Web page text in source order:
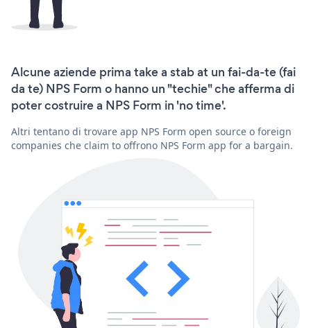
Alcune aziende prima take a stab at un fai-da-te (fai
da te) NPS Form o hanno un "techie" che afferma di
poter costruire a NPS Form in 'no time'.
Altri tentano di trovare app NPS Form open source o foreign
companies che claim to offrono NPS Form app for a bargain.